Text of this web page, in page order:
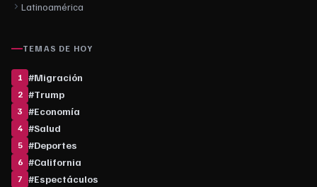
Latinoamérica
TEMAS DE HOY
1 #Migración
2 #Trump
3 #Economía
4 #Salud
5 #Deportes
6 #California
7 #Espectáculos